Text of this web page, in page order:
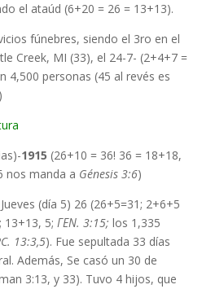
el ataúd (6+20 = 26 = 13+13).
fúnebres, siendo el 3ro en el
Creek, MI (33), el 24-7- (2+4+7 =
4,500 personas (45 al revés es
1915 (26+10 = 36! 36 = 18+18,
nos manda a Génesis 3:6)
(día 5) 26 (26+5=31; 2+6+5
13+13, 5; ΓΕΝ. 3:15; los 1,335
13:3,5). Fue sepultada 33 días
Además, Se casó un 30 de
3:13, y 33). Tuvo 4 hijos, que